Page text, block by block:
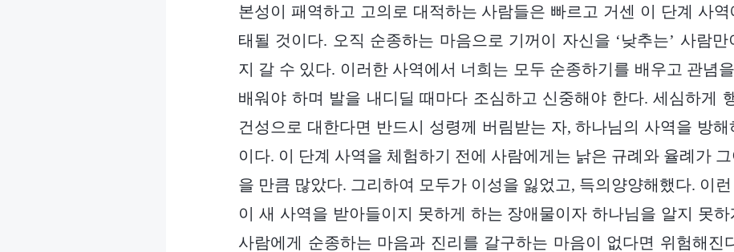
본성이 패역하고 고의로 대적하는 사람들은 빠르고 거센 이 단계 사역
태될 것이다. 오직 순종하는 마음으로 기꺼이 자신을 ‘낮추는’ 사람
지 갈 수 있다. 이러한 사역에서 너희는 모두 순종하기를 배우고 관념
배워야 하며 발을 내디딜 때마다 조심하고 신중해야 한다. 세심하게
건성으로 대한다면 반드시 성령께 버림받는 자, 하나님의 사역을 방해
이다. 이 단계 사역을 체험하기 전에 사람에게는 낡은 규례와 율례가
을 만큼 많았다. 그리하여 모두가 이성을 잃었고, 득의양양해했다. 이
이 새 사역을 받아들이지 못하게 하는 장애물이자 하나님을 알지 못
사람에게 순종하는 마음과 진리를 갈구하는 마음이 없다면 위험해진